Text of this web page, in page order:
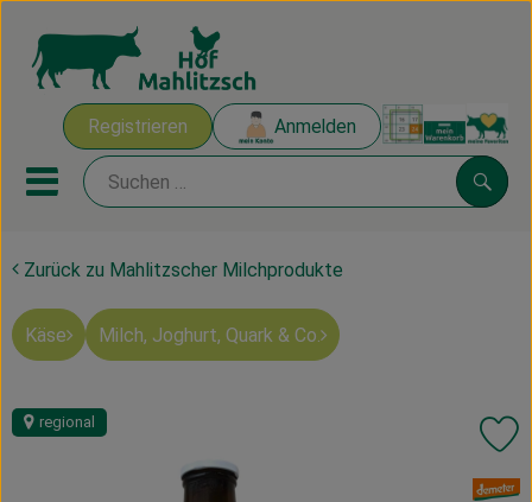
Registrieren Anmelden
Mobiles Menu öffnen oder
Ökokisten
Mahlitzscher Produkte
Zurück zu Mahlitzscher Milchprodukte
Käse Milch, Joghurt, Quark & Co.
regional
, Verband: